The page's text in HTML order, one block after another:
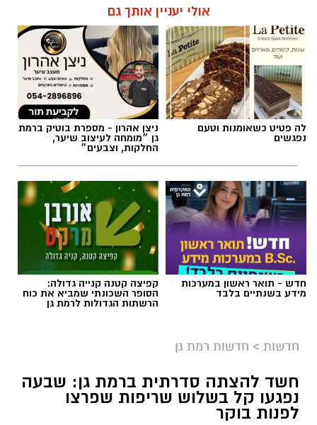
אולי יעניין אותך גם
לה פטיט כשאומנות וטעם
נפגשים
ניצן אהרון - מספרת בוטיק ברמת
גן ״מומחה לעיצוב שיער,
החלקות, וצבעים״
חדש - תואר ראשון במערכות
מידע בשנתיים בלבד
קפיצה קטנה קנייה גדולה:
הסופר השכונתי שמביא את כוח
הרשתות הגדולות לרמת גן
חדשות > חדשות רמת גן
חשד להצתה סדרתית ברמת גן: שבעה
נפגעו קל בשלוש שריפות שפרצו
לפנות בוקר